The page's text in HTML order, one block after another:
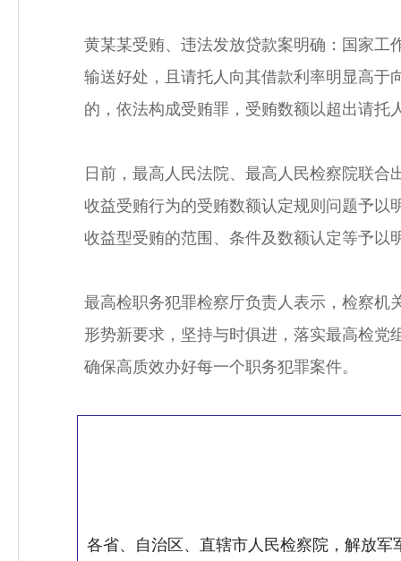
黄某某受贿、违法发放贷款案明确：国家工
输送好处，且请托人向其借款利率明显高于
的，依法构成受贿罪，受贿数额以超出请
日前，最高人民法院、最高人民检察院联
收益受贿行为的受贿数额认定规则问题予以
收益型受贿的范围、条件及数额认定等予以
最高检职务犯罪检察厅负责人表示，检察机
形势新要求，坚持与时俱进，落实最高检党
确保高质效办好每一个职务犯罪案件。
各省、自治区、直辖市人民检察院，解放